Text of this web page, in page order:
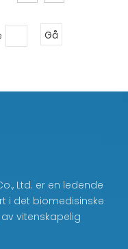
Gå
Ltd. er en ledende
i det biomedisinske
vitenskapelig